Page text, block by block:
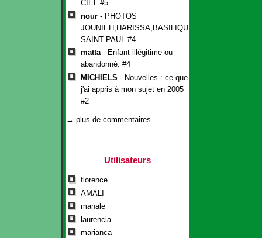
CIEL #5
nour - PHOTOS
JOUNIEH,HARISSA,BASILIQUE
SAINT PAUL #4
matta- Enfant illégitime ou
abandonné. #4
MICHIELS - Nouvelles : ce que
j'ai appris à mon sujet en 2005
#2
→ plus de commentaires
Utilisateurs
florence
AMALI
manale
laurencia
marianca